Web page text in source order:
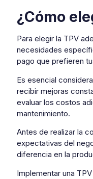
¿Cómo
Para elegir la TPV
necesidades
pago que prefieren
Es esencial
recibir mejoras
evaluar los costos
mantenimiento.
Antes de realizar la
expectativas del
diferencia en la
Implementar una